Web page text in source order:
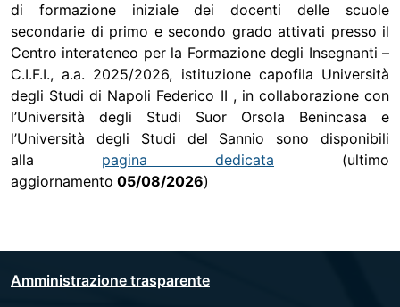
di formazione iniziale dei docenti delle scuole
secondarie di primo e secondo grado attivati presso il
Centro interateneo per la Formazione degli Insegnanti –
C.I.F.I., a.a. 2025/2026, istituzione capofila Università
degli Studi di Napoli Federico II , in collaborazione con
l’Università degli Studi Suor Orsola Benincasa e
l’Università degli Studi del Sannio sono disponibili
alla pagina dedicata (ultimo
aggiornamento 05/08/2026)
Amministrazione trasparente